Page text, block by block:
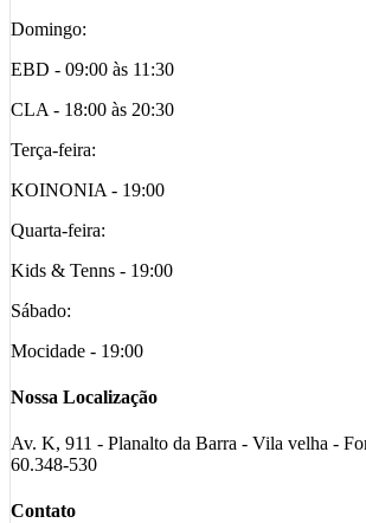
Domingo:
EBD - 09:00 às 11:30
CLA - 18:00 às 20:30
Terça-feira:
KOINONIA - 19:00
Quarta-feira:
Kids & Tenns - 19:00
Sábado:
Mocidade - 19:00
Nossa Localização
Av. K, 911 - Planalto da Barra - Vila velha -
60.348-530
Contato